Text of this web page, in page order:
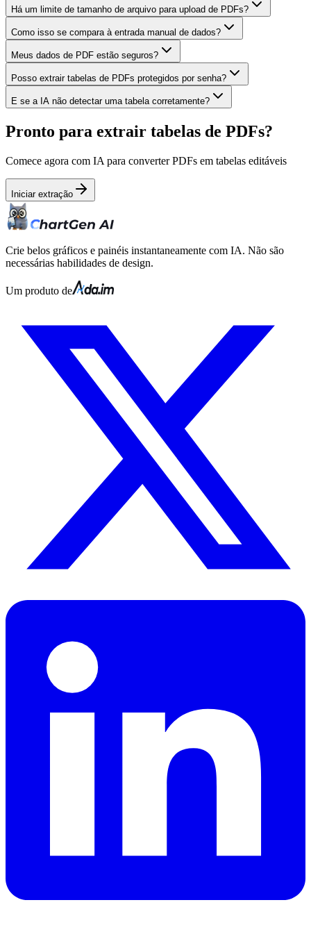
Há um limite de tamanho de arquivo para upload de PDFs?
Como isso se compara à entrada manual de dados?
Meus dados de PDF estão seguros?
Posso extrair tabelas de PDFs protegidos por senha?
E se a IA não detectar uma tabela corretamente?
Pronto para extrair tabelas de PDFs?
Comece agora com IA para converter PDFs em tabelas editáveis
Iniciar extração
Crie belos gráficos e painéis instantaneamente com IA. Não são
necessárias habilidades de design.
Um produto de